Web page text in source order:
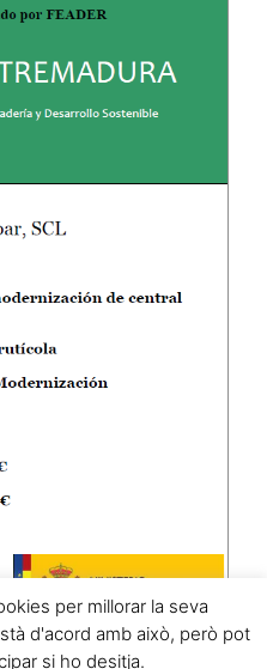
per millorar la seva
d'acord amb això, però pot
si ho desitja.